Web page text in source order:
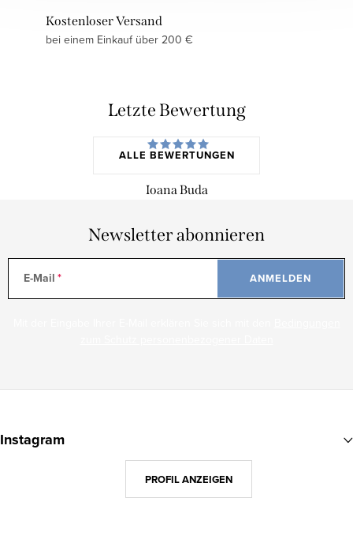
Kostenloser Versand
bei einem Einkauf über 200 €
Letzte Bewertung
ALLE BEWERTUNGEN
Ioana Buda
Newsletter abonnieren
E-Mail ANMELDEN
uInstagram
PROFIL ANZEIGEN